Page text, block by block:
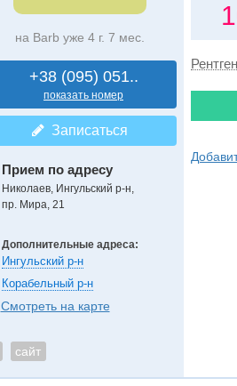
на Barb уже 4 г. 7 мес.
+38 (095) 051..
показать номер
Записаться
Прием по адресу
Николаев, Ингульский р-н,
пр. Мира, 21
Дополнительные адреса:
Ингульский р-н
Корабельный р-н
Смотреть на карте
сайт